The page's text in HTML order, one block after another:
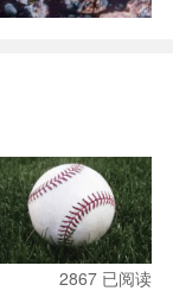
2867 已阅读